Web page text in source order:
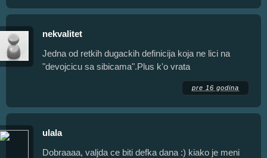
nekvalitet
Jedna od retkih dugackih definicija koja ne lici na
"devojcicu sa sibicama".Plus k'o vrata
pre 16 godina
ulala
Dobraaaa, valjda ce biti defka dana :) kiako je meni